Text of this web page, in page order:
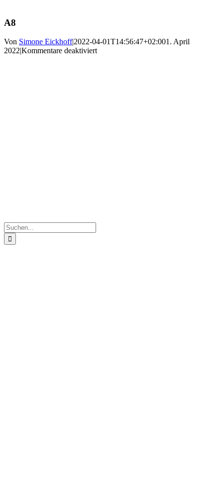
A8
Von Simone Eickhoff|2022-04-01T14:56:47+02:001. April
2022|Kommentare deaktiviertfür
Suche
nach: